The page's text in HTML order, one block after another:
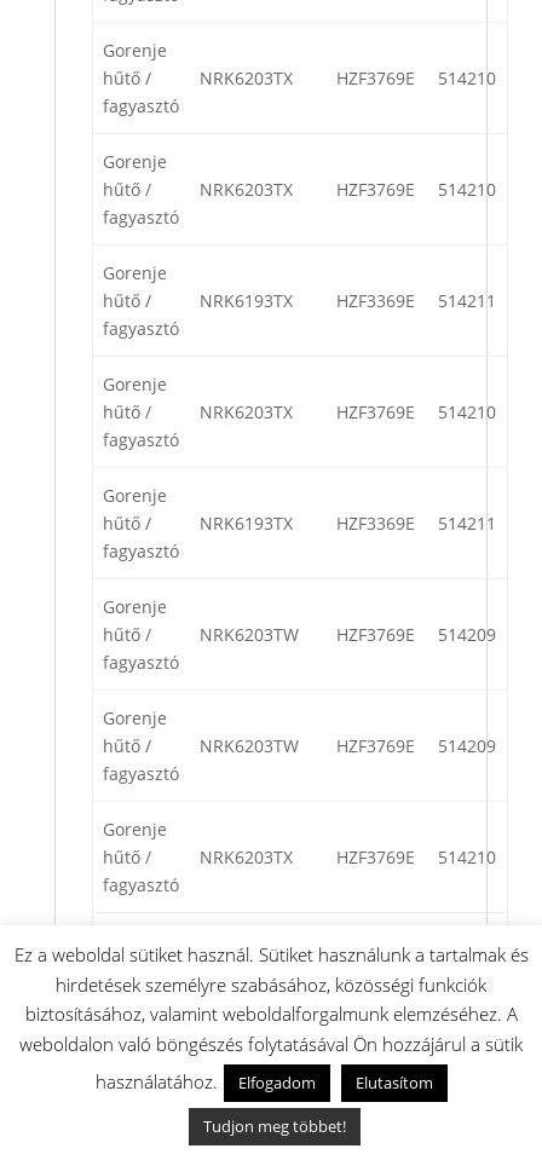
Gorenje
hűtő /
fagyasztó
NRK6203TX HZF3769E 514210
Gorenje
hűtő /
fagyasztó
NRK6203TX HZF3769E 514210
Gorenje
hűtő /
fagyasztó
NRK6193TX HZF3369E 514211
Gorenje
hűtő /
fagyasztó
NRK6203TX HZF3769E 514210
Gorenje
hűtő /
fagyasztó
NRK6193TX HZF3369E 514211
Gorenje
hűtő /
fagyasztó
NRK6203TW HZF3769E 514209
Gorenje
hűtő /
fagyasztó
NRK6203TW HZF3769E 514209
Gorenje
hűtő /
fagyasztó
NRK6203TX HZF3769E 514210
hűtő /
fagyasztó
NRK6193TX HZF3369E 514211
Gorenje
hűtő /
NRK6203TX HZF3769E
Ez a weboldal sütiket használ. Sütiket használunk a tartalmak és
hirdetések személyre szabásához, közösségi funkciók
biztosításához, valamint weboldalforgalmunk elemzéséhez. A
weboldalon való böngészés folytatásával Ön hozzájárul a sütik
használatához.
Elfogadom
Elutasítom
Tudjon meg többet!